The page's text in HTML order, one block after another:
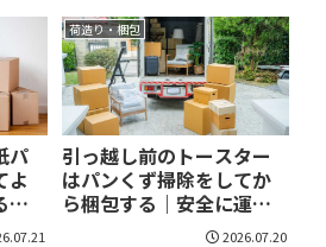
パ
よ
判
荷造り・梱包
引っ越し前のトースター
はパンくず掃除をしてか
ら梱包する｜安全に運ぶ
準備が一度で整う！2026.07.20